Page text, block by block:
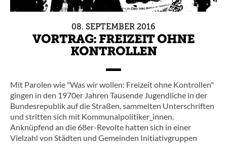
08. SEPTEMBER 2016
VORTRAG: FREIZEIT OHNE
KONTROLLEN
Mit Parolen wie "Was wir wollen: Freizeit ohne Kontrollen"
gingen in den 1970er Jahren Tausende Jugendliche in der
Bundesrepublik auf die Straßen, sammelten Unterschriften
und stritten sich mit Kommunalpolitiker_innen.
Anknüpfend an die 68er-Revolte hatten sich in einer
Vielzahl von Städten und Gemeinden Initiativgruppen